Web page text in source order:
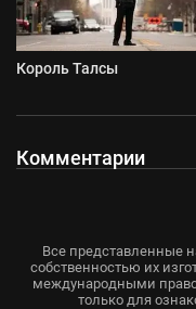
Король Талсы
Комментарии
Все представленные
собственностью их
международными
только для